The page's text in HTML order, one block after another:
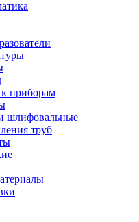
приборам
шлифовальные
труб